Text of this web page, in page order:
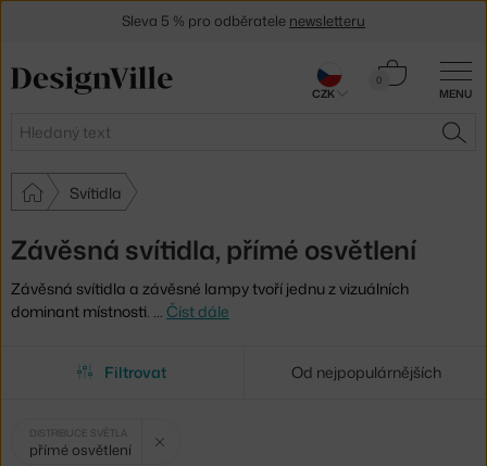
MENU
Hledat
0
Košík
Svítidla
Závěsná svítidla, přímé osvětlení
Závěsná svítidla a závěsné lampy tvoří jednu z vizuálních
dominant místnosti. … Číst dále
Filtrovat Od nejpopulárnějších
Vybrané
filtry:
DISTRIBUCE SVĚTLA
přímé osvětlení
Sleva 5 % pro odběratele newsletteru
CZK